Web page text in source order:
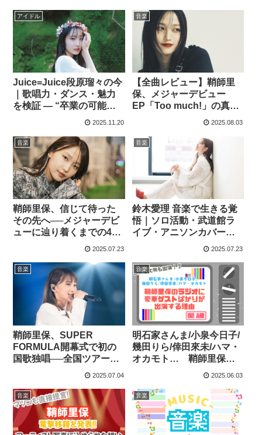
アイドル
Juice=Juice段原瑠々の今
｜歌唱力・ダンス・魅力
を検証 — “卒業の可能
性”が注目される4つの理
2025.11.20
音楽
【全曲レビュー】鞘師里
保、メジャーデビュー
EP「Too much!」の真価
2025.08.03
音楽
鞘師里保、信じて待った
その先へ──メジャーデビ
ューに辿り着くまでの4年
2025.07.23
音楽
鈴木愛理 音楽で生きる覚
悟｜ソロ活動・武道館ラ
イブ・アニソンカバーに
2025.07.23
音楽
鞘師里保、SUPER
FORMULA開幕式で初の
国歌独唱──全国ツアー直
前、メジャー再出発の象
2025.07.04
音楽
明石家さんま/小泉今日子/
幾田りら/倖田來未/ハマ・
オカモト… 鞘師里保の
ラジオに豪華ゲストばか
2025.06.03
音楽 音楽